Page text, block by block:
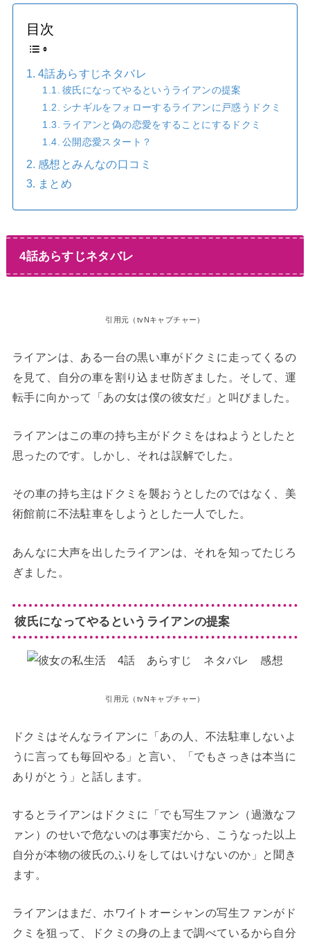
目次
4話あらすじネタバレ
彼氏になってやるというライアンの提案
シナギルをフォローするライアンに戸惑うドクミ
ライアンと偽の恋愛をすることにするドクミ
公開恋愛スタート？
感想とみんなの口コミ
まとめ
4話あらすじネタバレ
引用元（tvNキャプチャー）
ライアンは、ある一台の黒い車がドクミに走ってくるの
を見て、自分の車を割り込ませ防ぎました。そして、運
転手に向かって「あの女は僕の彼女だ」と叫びました。
ライアンはこの車の持ち主がドクミをはねようとしたと
思ったのです。しかし、それは誤解でした。
その車の持ち主はドクミを襲おうとしたのではなく、美
術館前に不法駐車をしようとした一人でした。
あんなに大声を出したライアンは、それを知ってたじろ
ぎました。
彼氏になってやるというライアンの提案
引用元（tvNキャプチャー）
ドクミはそんなライアンに「あの人、不法駐車しないよ
うに言っても毎回やる」と言い、「でもさっきは本当に
ありがとう」と話します。
するとライアンはドクミに「でも写生ファン（過激なフ
ァン）のせいで危ないのは事実だから、こうなった以上
自分が本物の彼氏のふりをしてはいけないのか」と聞き
ます。
ライアンはまだ、ホワイトオーシャンの写生ファンがド
クミを狙って、ドクミの身の上まで調べているから自分